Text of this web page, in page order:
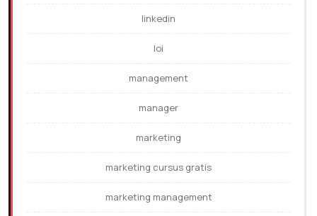
linkedin
loi
management
manager
marketing
marketing cursus gratis
marketing management